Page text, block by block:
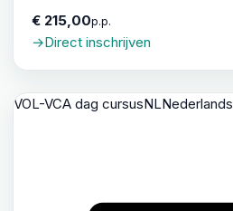
€ 215,00p.p.
→Direct inschrijven
VOL-VCA dag cursusNLNederlands